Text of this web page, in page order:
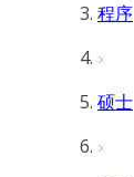
程序
硕士